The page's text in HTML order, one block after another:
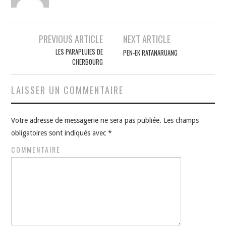
Navigation
PREVIOUS ARTICLE
LES PARAPLUIES DE
CHERBOURG
NEXT ARTICLE
PEN-EK RATANARUANG
LAISSER UN COMMENTAIRE
Votre adresse de messagerie ne sera pas publiée. Les champs
obligatoires sont indiqués avec*
COMMENTAIRE